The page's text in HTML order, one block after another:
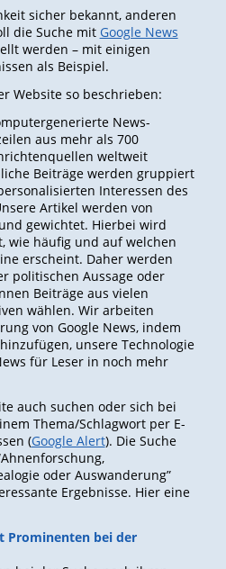
sicher bekannt, anderen
die Suche mit Google News
werden – mit einigen
als Beispiel.
Website so beschrieben:
News-
aus mehr als 700
weltweit
Beiträge werden gruppiert
Interessen des
Artikel werden von
gewichtet. Hierbei wird
wie häufig und auf welchen
erscheint. Daher werden
politischen Aussage oder
Beiträge aus vielen
wählen. Wir arbeiten
von Google News, indem
unsere Technologie
für Leser in noch mehr
auch suchen oder sich bei
Thema/Schlagwort per E-
(Google Alert). Die Suche
oder Auswanderung”
Ergebnisse. Hier eine
Prominenten bei der